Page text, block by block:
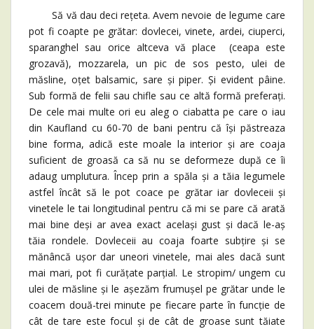
Să vă dau deci rețeta. Avem nevoie de legume care
pot fi coapte pe grătar: dovlecei, vinete, ardei, ciuperci,
sparanghel sau orice altceva vă place (ceapa este
grozavă), mozzarela, un pic de sos pesto, ulei de
măsline, oțet balsamic, sare și piper. Și evident pâine.
Sub formă de felii sau chifle sau ce altă formă preferați.
De cele mai multe ori eu aleg o ciabatta pe care o iau
din Kaufland cu 60-70 de bani pentru că își păstreaza
bine forma, adică este moale la interior și are coaja
suficient de groasă ca să nu se deformeze după ce îi
adaug umplutura. Încep prin a spăla și a tăia legumele
astfel încât să le pot coace pe grătar iar dovleceii și
vinetele le tai longitudinal pentru că mi se pare că arată
mai bine deși ar avea exact același gust și dacă le-aș
tăia rondele. Dovleceii au coaja foarte subțire și se
mănâncă ușor dar uneori vinetele, mai ales dacă sunt
mai mari, pot fi curățate parțial. Le stropim/ ungem cu
ulei de măsline și le așezăm frumușel pe grătar unde le
coacem două-trei minute pe fiecare parte în funcție de
cât de tare este focul și de cât de groase sunt tăiate